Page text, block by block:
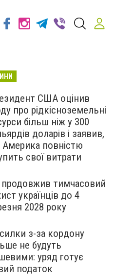
США оцінив
про рідкісноземельні
більш ніж у 300
доларів і заявив,
повністю
свої витрати
тимчасовий
українців до 4
2028 року
з-за кордону
не будуть
уряд готує
податок